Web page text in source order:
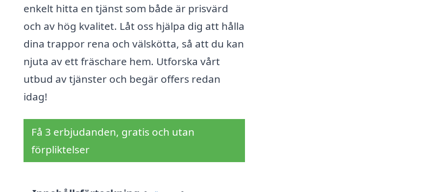
enkelt hitta en tjänst som både är prisvärd
och av hög kvalitet. Låt oss hjälpa dig att hålla
dina trappor rena och välskötta, så att du kan
njuta av ett fräschare hem. Utforska vårt
utbud av tjänster och begär offers redan
idag!
Få 3 erbjudanden, gratis och utan
förpliktelser